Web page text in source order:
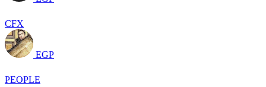
CFX
EGP
PEOPLE